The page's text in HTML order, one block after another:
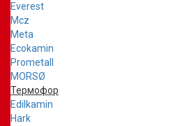
Everest
Mcz
Meta
Ecokamin
Prometall
MORSØ
Термофор
Edilkamin
Hark